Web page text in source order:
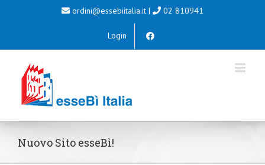
ordini@essebiitalia.it | 02 810941
Login
Nuovo Sito esseBì!